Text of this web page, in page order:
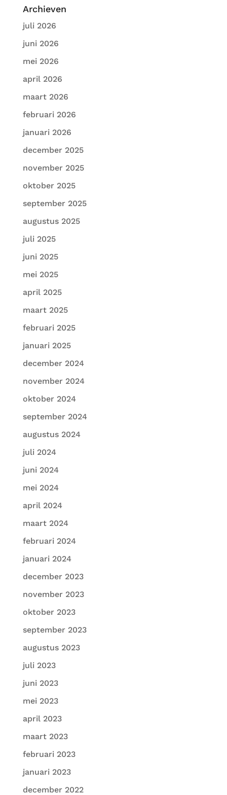
Archieven
juli 2026
juni 2026
mei 2026
april 2026
maart 2026
februari 2026
januari 2026
december 2025
november 2025
oktober 2025
september 2025
augustus 2025
juli 2025
juni 2025
mei 2025
april 2025
maart 2025
februari 2025
januari 2025
december 2024
november 2024
oktober 2024
september 2024
augustus 2024
juli 2024
juni 2024
mei 2024
april 2024
maart 2024
februari 2024
januari 2024
december 2023
november 2023
oktober 2023
september 2023
augustus 2023
juli 2023
juni 2023
mei 2023
april 2023
maart 2023
februari 2023
januari 2023
december 2022